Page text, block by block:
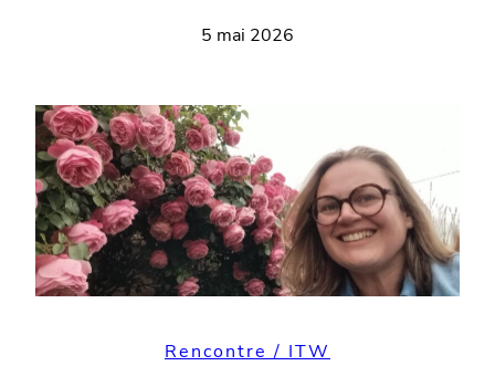
5 mai 2026
Rencontre / ITW